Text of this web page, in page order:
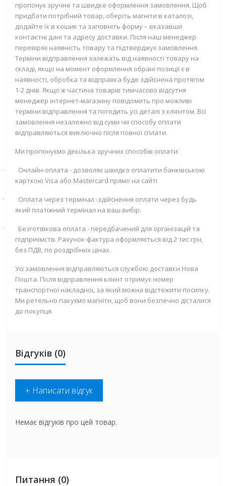
пропонує зручне та швидке оформлення замовлення. Щоб
придбати потрібний товар, оберіть магніти в каталозі,
додайте їх в кошик та заповніть форму – вказавши
контактні дані та адресу доставки. Після наш менеджер
перевіряє наявність товару та підтверджує замовлення.
Терміни відправлення залежать від наявності товару на
складі, якщо на момент оформлення обрані позиції є в
наявності, обробка та відправка буде здійснена протягом
1-2 днів. Якщо ж частина товарів тимчасово відсутня
менеджер інтернет-магазину повідомить про можливі
терміни відправлення та погодить усі деталі з клієнтом. Всі
замовлення незалежно від суми чи способу оплати
відправляються виключно після повної сплати.
Ми пропонуємо декілька зручних способів оплати:
·
Онлайн-оплата - дозволяє швидко оплатити банківською
карткою Visa або Mastercard прямо на сайті
·
Оплата через термінал -здійснення оплати через будь
який платіжний термінал на ваш вибір.
·
Безготівкова оплата - передбачений для організацій та
підприємств. Рахунок-фактура оформляється від 2 тис грн,
без ПДВ, по роздрібних цінах.
Усі замовлення відправляються службою доставки Нова
Пошта. Після відправлення клієнт отримує номер
транспортної накладної, за який можна відстежити посилку.
Ми ретельно пакуємо магніти, щоб вони безпечно дісталися
до покупця.
Відгуків (0)
+ Написати відгук
Немає відгуків про цей товар.
Питання (0)